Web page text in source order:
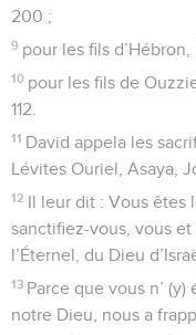
200 ;
9 pour les fils
10 pour les fils de
112.
11 David appela les
Lévites Ouriel, Asaya,
12 Il leur dit : Vous êtes
sanctifiez-vous, vous
l’Éternel, du Dieu
13 Parce que vous n’ (y)
notre Dieu, nous a